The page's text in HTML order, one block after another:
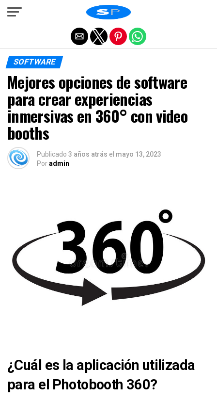
SOFTWARE
Mejores opciones de software
para crear experiencias
inmersivas en 360° con video
booths
Publicado 3 años atrás el mayo 13, 2023
Poradmin
¿Cuál es la aplicación utilizada
para el Photobooth 360?
Salir de la versión móvil